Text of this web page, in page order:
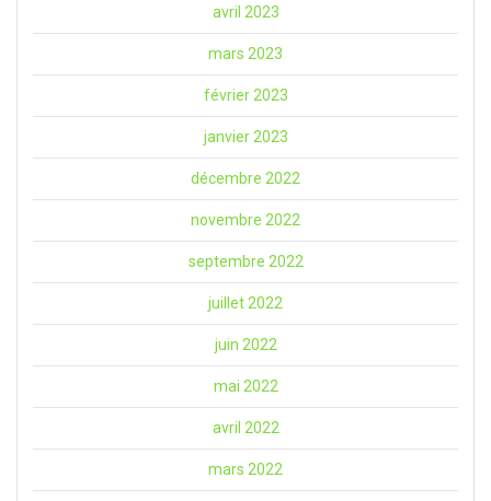
avril 2023
mars 2023
février 2023
janvier 2023
décembre 2022
novembre 2022
septembre 2022
juillet 2022
juin 2022
mai 2022
avril 2022
mars 2022